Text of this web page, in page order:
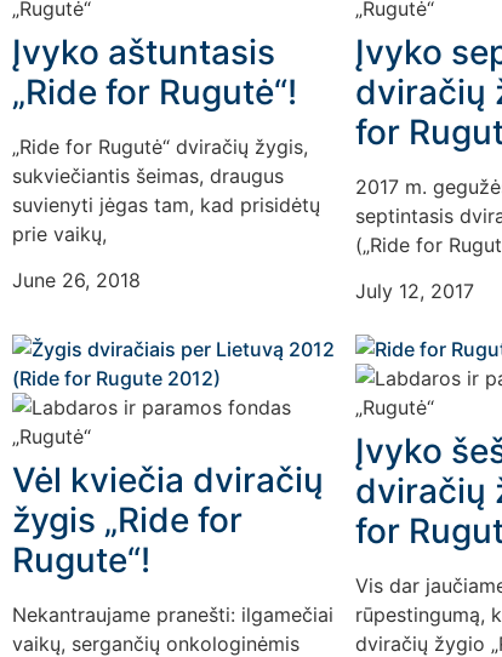
Įvyko aštuntasis
„Ride for Rugutė“!
„Ride for Rugutė“ dviračių žygis,
sukviečiantis šeimas, draugus
suvienyti jėgas tam, kad prisidėtų
prie vaikų,
June 26, 2018
Įvyko
dviračių
for
2017 m.
septintasis
(„Ride for
July 12, 2017
Vėl kviečia dviračių
žygis „Ride for
Rugute“!
Nekantraujame pranešti: ilgamečiai
vaikų, sergančių onkologinėmis
Įvyko
dviračių
for
Vis dar
rūpestingumą,
dviračių žygio